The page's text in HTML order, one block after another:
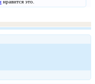
нравится это.